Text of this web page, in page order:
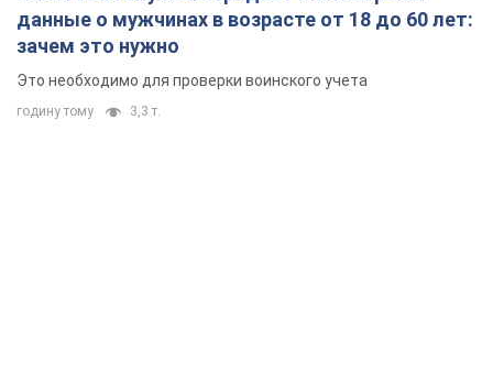
данные о мужчинах в возрасте от 18 до 60 лет:
зачем это нужно
Это необходимо для проверки воинского учета
годину тому 3,3 т.